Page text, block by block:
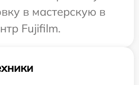
в мастерскую в
Fujifilm.